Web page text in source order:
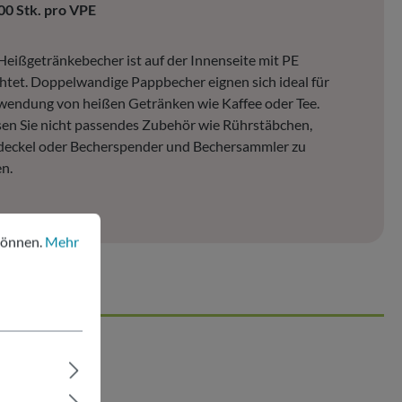
Stk. pro VPE
ist auf der Innenseite mit PE
Doppelwandige Pappbecher eignen sich ideal für
von heißen Getränken wie Kaffee oder Tee.
Sie nicht passendes Zubehör wie Rührstäbchen,
oder Becherspender und Bechersammler zu
Mehr Informationen ...
Mehr